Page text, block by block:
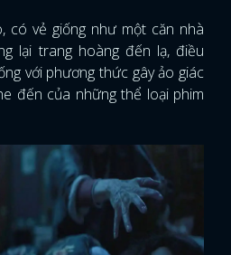
có vẻ giống như một căn nhà
lại trang hoàng đến lạ, điều
với phương thức gây ảo giác
đến của những thể loại phim